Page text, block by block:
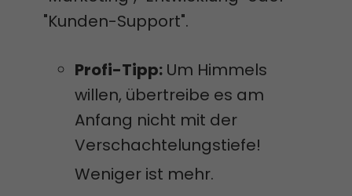
"Kunden-Support".
Profi-Tipp: Um Himmels
willen, übertreibe es am
Anfang nicht mit der
Verschachtelungstiefe!
Weniger ist mehr.